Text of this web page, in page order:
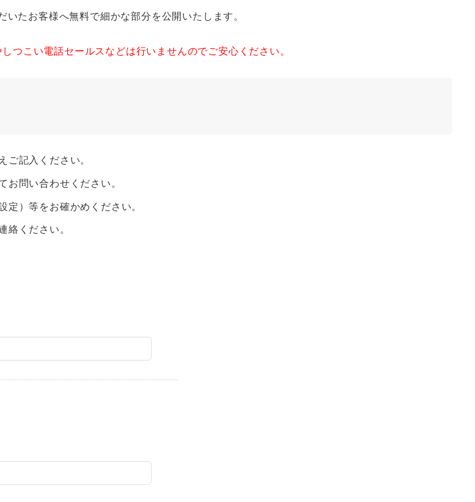
いたお客様へ無料で細かな部分を公開いたします。
つこい電話セールスなどは行いませんのでご安心ください。
ご記入ください。
お問い合わせください。
定）等をお確かめください。
絡ください。